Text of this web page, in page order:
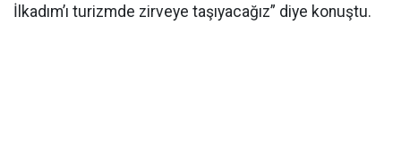
İlkadım’ı turizmde zirveye taşıyacağız” diye konuştu.